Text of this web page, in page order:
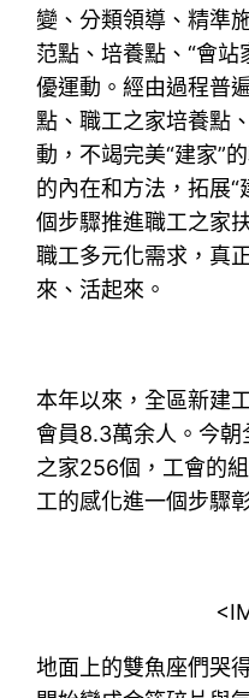
變、分類領導、精準
范點、培養點、“會站
優運動。經由過程普
點、職工之家培養點
動，不竭完美“建家”
的內在和方法，拓展
個步驟推進職工之家
職工多元化需求，真
來、活起來。
本年以來，全區新建
會員8.3萬余人。今
之家256個，工會的
工的感化進一個步驟
地面上的雙魚座們哭